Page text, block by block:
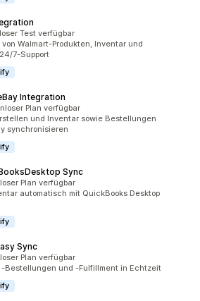
Test verfügbar
Walmart-Produkten, Inventar und
7-Support
Integration
Plan verfügbar
und Inventar sowie Bestellungen
synchronisieren
Sync
Plan verfügbar
automatisch mit QuickBooks Desktop
Sync
Plan verfügbar
-Bestellungen und -Fulfillment in Echtzeit